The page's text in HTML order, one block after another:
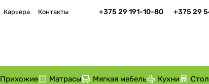
Карьера Контакты +375 29 191-10-80 +375 29
Прихожие Матрасы Мягкая мебель Кухни